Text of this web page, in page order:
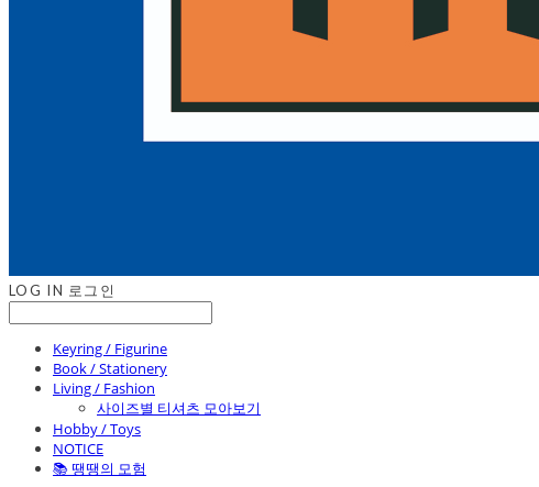
LOG IN 로그인
Keyring / Figurine
Book / Stationery
Living / Fashion
사이즈별 티셔츠 모아보기
Hobby / Toys
NOTICE
📚 땡땡의 모험